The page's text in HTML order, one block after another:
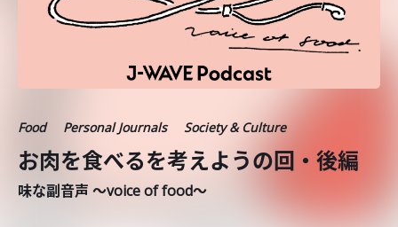
Food Personal Journals Society & Culture
お肉を食べるを考えようの回・後編
味な副音声 ～voice of food～